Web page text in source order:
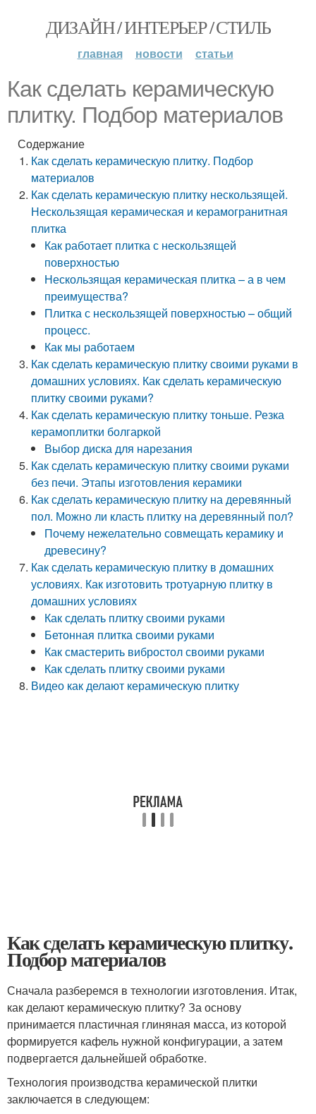
ДИЗАЙН / ИНТЕРЬЕР / СТИЛЬ
главная новости статьи
Как сделать керамическую
плитку. Подбор материалов
Содержание
Как сделать керамическую плитку. Подбор
материалов
Как сделать керамическую плитку нескользящей.
Нескользящая керамическая и керамогранитная
плитка
Как работает плитка с нескользящей
поверхностью
Нескользящая керамическая плитка – а в чем
преимущества?
Плитка с нескользящей поверхностью – общий
процесс.
Как мы работаем
Как сделать керамическую плитку своими руками в
домашних условиях. Как сделать керамическую
плитку своими руками?
Как сделать керамическую плитку тоньше. Резка
керамоплитки болгаркой
Выбор диска для нарезания
Как сделать керамическую плитку своими руками
без печи. Этапы изготовления керамики
Как сделать керамическую плитку на деревянный
пол. Можно ли класть плитку на деревянный пол?
Почему нежелательно совмещать керамику и
древесину?
Как сделать керамическую плитку в домашних
условиях. Как изготовить тротуарную плитку в
домашних условиях
Как сделать плитку своими руками
Бетонная плитка своими руками
Как смастерить вибростол своими руками
Как сделать плитку своими руками
Видео как делают керамическую плитку
Как сделать керамическую плитку.
Подбор материалов
Сначала разберемся в технологии изготовления. Итак,
как делают керамическую плитку? За основу
принимается пластичная глиняная масса, из которой
формируется кафель нужной конфигурации, а затем
подвергается дальнейшей обработке.
Технология производства керамической плитки
заключается в следующем: